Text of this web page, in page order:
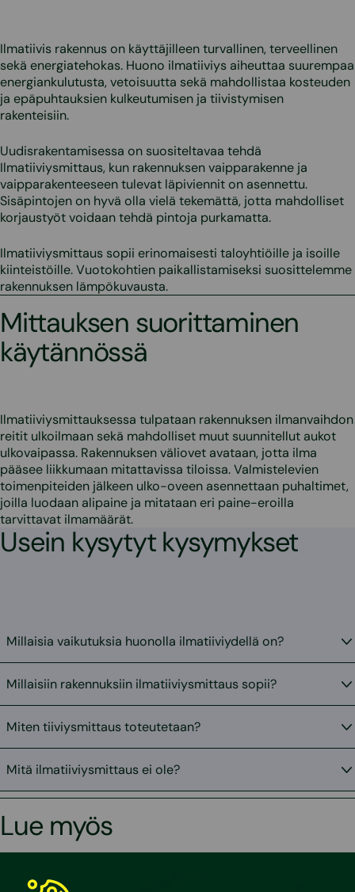
Ilmatiivis rakennus on käyttäjilleen turvallinen, terveellinen
sekä energiatehokas. Huono ilmatiiviys aiheuttaa suurempaa
energiankulutusta, vetoisuutta sekä mahdollistaa kosteuden
ja epäpuhtauksien kulkeutumisen ja tiivistymisen
rakenteisiin.
Uudisrakentamisessa on suositeltavaa tehdä
Ilmatiiviysmittaus, kun rakennuksen vaipparakenne ja
vaipparakenteeseen tulevat läpiviennit on asennettu.
Sisäpintojen on hyvä olla vielä tekemättä, jotta mahdolliset
korjaustyöt voidaan tehdä pintoja purkamatta.
Ilmatiiviysmittaus sopii erinomaisesti taloyhtiöille ja isoille
kiinteistöille. Vuotokohtien paikallistamiseksi suosittelemme
rakennuksen lämpökuvausta.
Mittauksen suorittaminen
käytännössä
Ilmatiiviysmittauksessa tulpataan rakennuksen ilmanvaihdon
reitit ulkoilmaan sekä mahdolliset muut suunnitellut aukot
ulkovaipassa. Rakennuksen väliovet avataan, jotta ilma
pääsee liikkumaan mitattavissa tiloissa. Valmistelevien
toimenpiteiden jälkeen ulko-oveen asennettaan puhaltimet,
joilla luodaan alipaine ja mitataan eri paine-eroilla
tarvittavat ilmamäärät.
Usein kysytyt kysymykset
Millaisia vaikutuksia huonolla ilmatiiviydellä on?
Millaisiin rakennuksiin ilmatiiviysmittaus sopii?
Miten tiiviysmittaus toteutetaan?
Mitä ilmatiiviysmittaus ei ole?
Lue myös